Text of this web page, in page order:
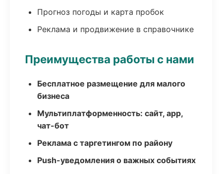
Прогноз погоды и карта пробок
Реклама и продвижение в справочнике
Преимущества работы с нами
Бесплатное размещение для малого
бизнеса
Мультиплатформенность: сайт, app,
чат-бот
Реклама с таргетингом по району
Push-уведомления о важных событиях